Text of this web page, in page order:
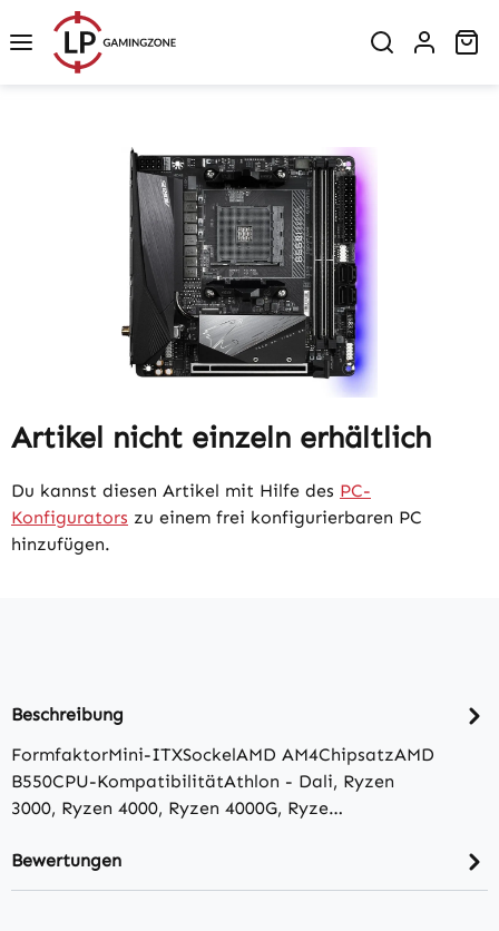
Zum Hauptinhalt springen
Bildergalerie überspringen
Artikel nicht einzeln erhältlich
Du kannst diesen Artikel mit Hilfe des PC-
Konfigurators zu einem frei konfigurierbaren PC
hinzufügen.
Beschreibung
FormfaktorMini-ITXSockelAMD AM4ChipsatzAMD
B550CPU-KompatibilitätAthlon - Dali, Ryzen
3000, Ryzen 4000, Ryzen 4000G, Ryze…
Bewertungen